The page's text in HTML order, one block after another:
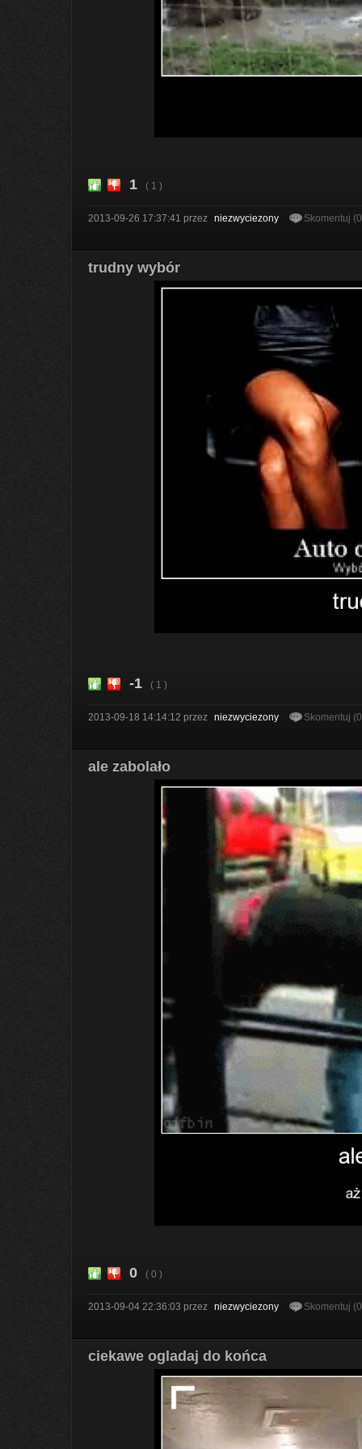
1 ( 1 )
2013-09-26 17:37:41 przez niezwyciezony Skomentuj
trudny wybór
-1 ( 1 )
2013-09-18 14:14:12 przez niezwyciezony Skomentuj
ale zabolało
0 ( 0 )
2013-09-04 22:36:03 przez niezwyciezony Skomentuj
ciekawe ogladaj do końca